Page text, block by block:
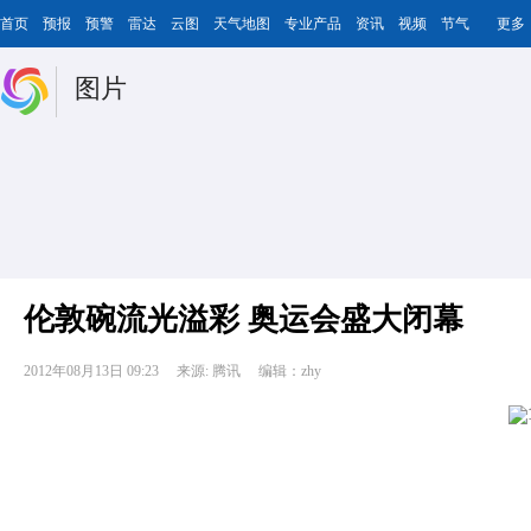
首页 预报 预警 雷达 云图 天气地图 专业产品 资讯 视频 节气 更多
图片
伦敦碗流光溢彩 奥运会盛大闭幕
2012年08月13日 09:23 来源: 腾讯 编辑：zhy